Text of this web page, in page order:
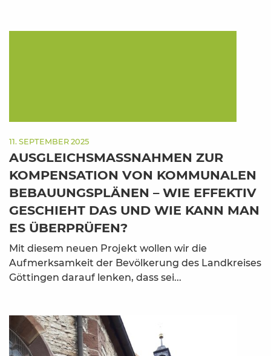
11. SEPTEMBER 2025
AUSGLEICHSMASSNAHMEN ZUR K
OMPENSATION VON KOMMUNALEN B
EBAUUNGSPLÄNEN – WIE EFFEKTIV G
ESCHIEHT DAS UND WIE KANN MAN E
S ÜBERPRÜFEN?
Mit diesem neuen Projekt wollen wir die
Aufmerksamkeit der Bevölkerung des Landkreises
Göttingen darauf lenken, dass sei...